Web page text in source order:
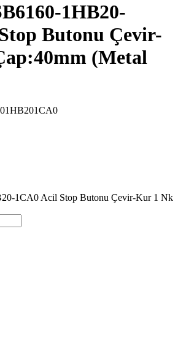
1HB20-
Butonu Çevir-
(Metal
1CA0 Acil Stop Butonu Çevir-Kur 1 Nk